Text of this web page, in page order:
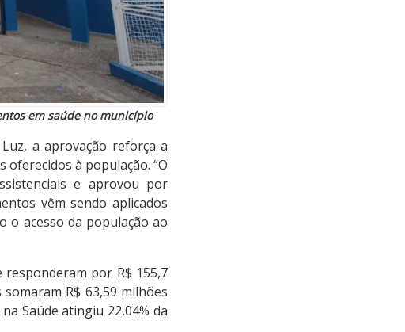
em saúde no município
a aprovação reforça a
à população. “O
e aprovou por
vêm sendo aplicados
o acesso da população ao
por R$ 155,7
R$ 63,59 milhões
Saúde atingiu 22,04% da